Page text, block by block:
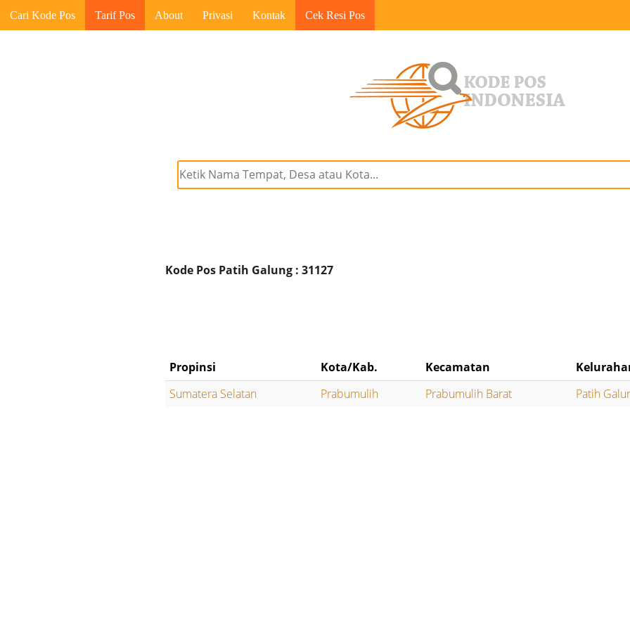
Cari Kode Pos Tarif Pos About Privasi Kontak Cek Resi Pos
Kode Pos Patih Galung : 31127
Propinsi Kota/Kab. Kecamatan
Sumatera Selatan
Prabumulih Prabumulih Barat Patih